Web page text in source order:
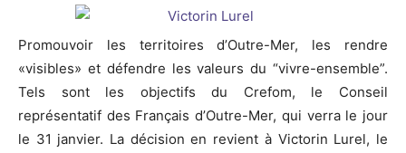
Promouvoir les territoires d’Outre-Mer, les rendre
«visibles» et défendre les valeurs du “vivre-ensemble”.
Tels sont les objectifs du Crefom, le Conseil
représentatif des Français d’Outre-Mer, qui verra le jour
le 31 janvier. La décision en revient à Victorin Lurel, le